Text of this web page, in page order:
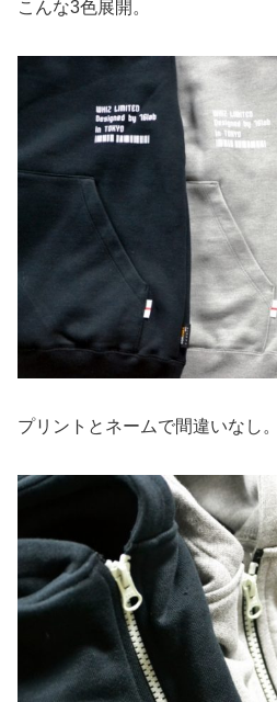
こんな3色展開。
プリントとネームで間違いなし。